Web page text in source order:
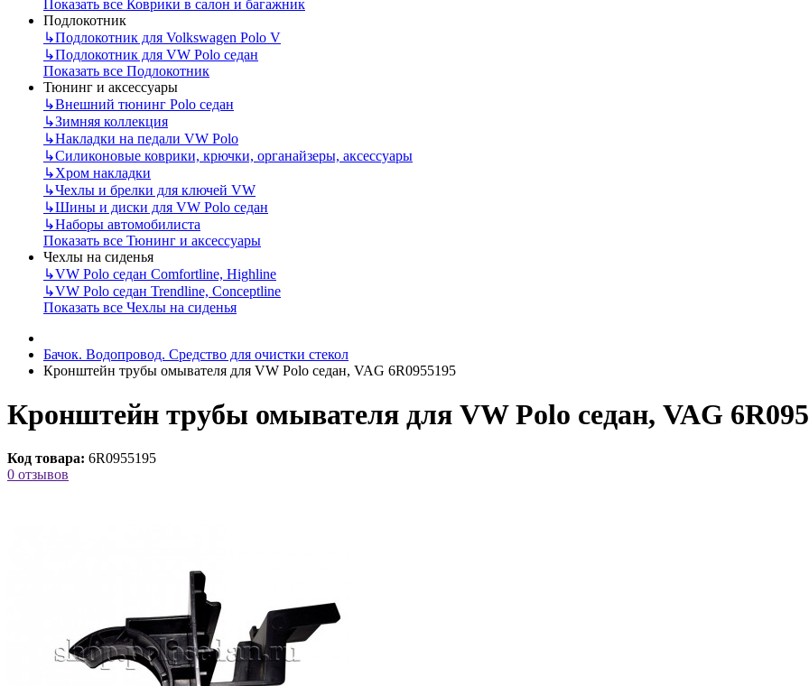
Показать все Коврики в салон и багажник
Подлокотник
↳Подлокотник для Volkswagen Polo V
↳Подлокотник для VW Polo седан
Показать все Подлокотник
Тюнинг и аксессуары
↳Внешний тюнинг Polo седан
↳Зимняя коллекция
↳Накладки на педали VW Polo
↳Силиконовые коврики, крючки, органайзеры, аксессуары
↳Хром накладки
↳Чехлы и брелки для ключей VW
↳Шины и диски для VW Polo седан
↳Наборы автомобилиста
Показать все Тюнинг и аксессуары
Чехлы на сиденья
↳VW Polo седан Comfortline, Highline
↳VW Polo седан Trendline, Conceptline
Показать все Чехлы на сиденья
Бачок. Водопровод. Cредство для очистки стекол
Кронштейн трубы омывателя для VW Polo седан, VAG 6R0955195
Кронштейн трубы омывателя для VW Polo седан, VAG
Код товара: 6R0955195
0 отзывов